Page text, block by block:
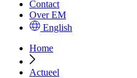
Contact
Over EM
English
Home
Actueel